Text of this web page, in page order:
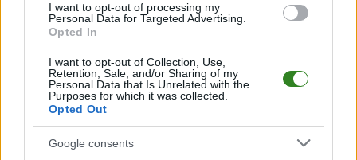
I want to opt-out of processing my
Personal Data for Targeted Advertising.
Opted In
I want to opt-out of Collection, Use,
Retention, Sale, and/or Sharing of my
Personal Data that Is Unrelated with the
Purposes for which it was collected.
Opted Out
Google consents
Tanew Harasiuki - Jutrzenka Kopkiodbędzie się w ramach 11.
kolejki - Stalowa Wola > Klasa B, gr. II. Spotkanie zostanie rozegrane w
Tanew Harasiukiprzystępuje do tego spotkania w roli gospodarza. Jak
drużyna radzi sobie w sezonie 2025/2026 rozgrywek Stalowa Wola >
Klasa B, gr. II przed własną publicznością? Na tej stronie możecie
zobaczyć tabelę uwzględniającą tylko mecze u siebie. W tabeli biorącej
pod uwagę tylko mecze wyjazdowe możecie natomiast sprawdzić jak
spisuje się klubJutrzenka Kopki